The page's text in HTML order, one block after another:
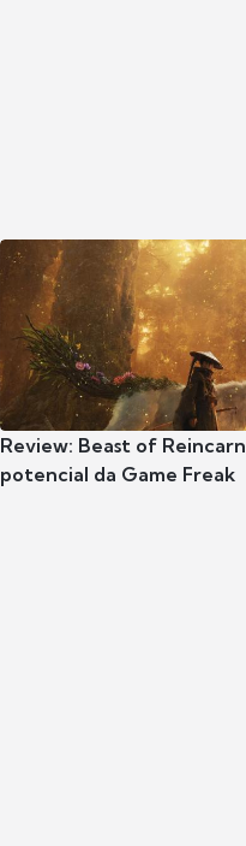
Review: Beast of
potencial da Game Freak